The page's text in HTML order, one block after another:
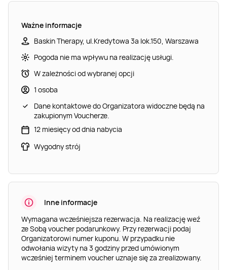
Ważne informacje
Baskin Therapy, ul.Kredytowa 3a lok.150, Warszawa
Pogoda nie ma wpływu na realizację usługi.
W zależności od wybranej opcji
1 osoba
Dane kontaktowe do Organizatora widoczne będą na
zakupionym Voucherze.
12 miesięcy od dnia nabycia
Wygodny strój
Inne informacje
Wymagana wcześniejsza rezerwacja. Na realizację weź
ze Sobą voucher podarunkowy. Przy rezerwacji podaj
Organizatorowi numer kuponu. W przypadku nie
odwołania wizyty na 3 godziny przed umówionym
wcześniej terminem voucher uznaje się za zrealizowany.